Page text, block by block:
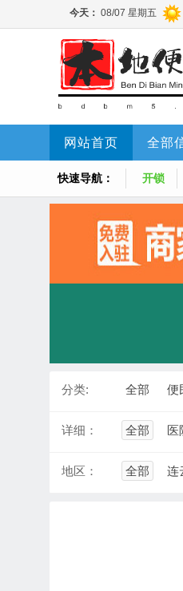
网站首页 全部
快速导航： 开锁
分类: 全部 便
详细： 全部 医
地区： 全部 连